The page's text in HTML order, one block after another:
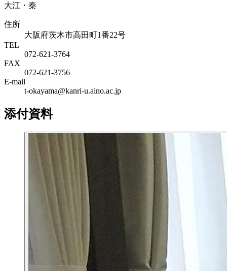
大江・秦
住所
大阪府茨木市高田町1番22号
TEL
072-621-3764
FAX
072-621-3756
E-mail
t-okayama@kanri-u.aino.ac.jp
添付資料